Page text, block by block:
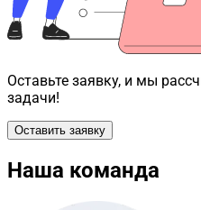
Оставьте заявку, и мы
задачи!
Оставить заявку
Наша команда